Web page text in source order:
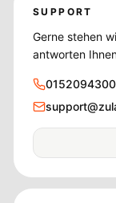
SUPPORT
Gerne stehen
antworten